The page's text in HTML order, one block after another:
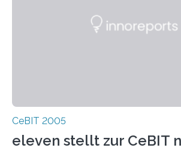
CeBIT 2005
eleven stellt zur CeBIT